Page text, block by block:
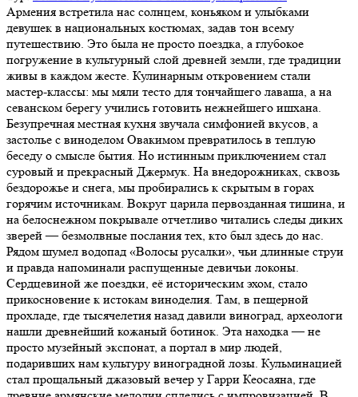
Армения встретила нас солнцем, коньяком и улыбками
девушек в национальных костюмах, задав тон всему
путешествию. Это была не просто поездка, а глубокое
погружение в культурный слой древней земли, где традиции
живы в каждом жесте. Кулинарным откровением стали
мастер-классы: мы мяли тесто для тончайшего лаваша, а на
севанском берегу учились готовить нежнейшего ишхана.
Безупречная местная кухня звучала симфонией вкусов, а
застолье с виноделом Овакимом превратилось в теплую
беседу о смысле бытия. Но истинным приключением стал
суровый и прекрасный Джермук. На внедорожниках, сквозь
бездорожье и снега, мы пробирались к скрытым в горах
горячим источникам. Вокруг царила первозданная тишина, и
на белоснежном покрывале отчетливо читались следы диких
зверей — безмолвные послания тех, кто был здесь до нас.
Рядом шумел водопад «Волосы русалки», чьи длинные струи
и правда напоминали распущенные девичьи локоны.
Сердцевиной же поездки, её историческим эхом, стало
прикосновение к истокам виноделия. Там, в пещерной
прохладе, где тысячелетия назад давили виноград, археологи
нашли древнейший кожаный ботинок. Эта находка — не
просто музейный экспонат, а портал в мир людей,
подаривших нам культуру виноградной лозы. Кульминацией
стал прощальный джазовый вечер у Гарри Кеосаяна, где